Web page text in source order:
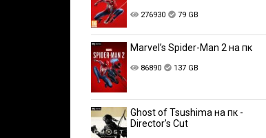
276930 79 GB
Marvel’s Spider-Man 2 на пк
86890 137 GB
Ghost of Tsushima на пк -
Director's Cut